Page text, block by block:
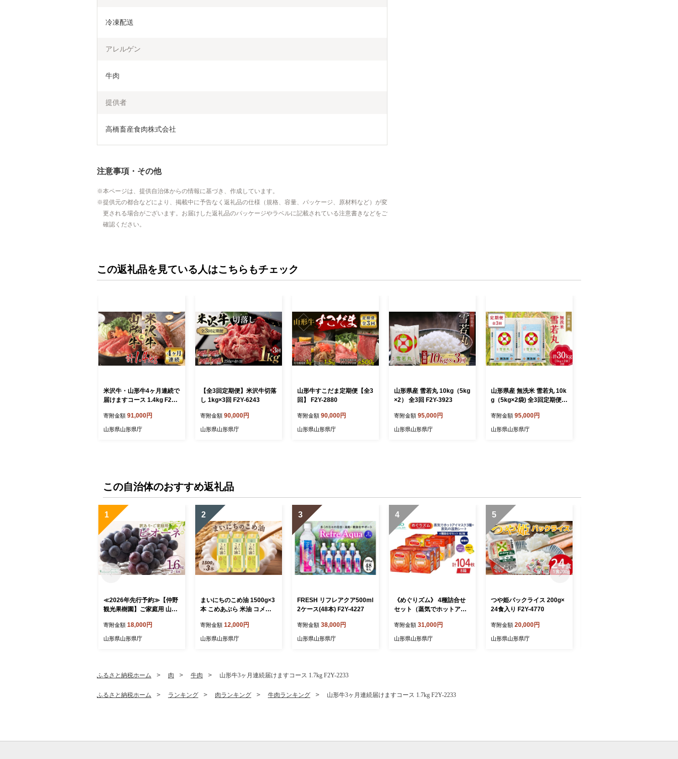
冷凍配送
アレルゲン
牛肉
提供者
高橋畜産食肉株式会社
注意事項・その他
本ページは、提供自治体からの情報に基づき、作成しています。
提供元の都合などにより、掲載中に予告なく返礼品の仕様（規格、容量、パッケージ、原材料など）が変
更される場合がございます。お届けした返礼品のパッケージやラベルに記載されている注意書きなどをご
確認ください。
この返礼品を見ている人はこちらもチェック
米沢牛・山形牛4ヶ月連続で
届けますコース 1.4kg F2Y-
寄附金額 91,000円
山形県山形県庁
【全3回定期便】米沢牛切落
し 1kg×3回 F2Y-6243
寄附金額 90,000円
山形県山形県庁
山形牛すこだま定期便【全3
回】 F2Y-2880
寄附金額 90,000円
山形県山形県庁
山形県産 雪若丸 10kg（5kg
×2） 全3回 F2Y-3923
寄附金額 95,000円
山形県山形県庁
山形県産 無洗米 雪若丸 10k
g（5kg×2袋) 全3回定期便 F
寄附金額 95,000円
山形県山形県庁
この自治体のおすすめ返礼品
1
≪2026年先行予約≫【仲野
観光果樹園】ご家庭用 山形
種無し ぶどう 2026年8月下
旬から順次発送 F2Y-5456
寄附金額 18,000円
山形県山形県庁
2
まいにちのこめ油 1500g×3
本 こめあぶら 米油 コメ油
県 食用油 食用オイル 調理
油 油 食品 山形県 F2Y-1730
寄附金額 12,000円
山形県山形県庁
3
FRESH リフレアクア500ml
2ケース(48本) F2Y-4227
寄附金額 38,000円
山形県山形県庁
4
《めぐりズム》 4種詰合せ
セット（蒸気でホットアイ
ト 各2箱） 計104枚 F2Y-61
37
寄附金額 31,000円
山形県山形県庁
5
つや姫パックライス 200g×
24食入り F2Y-4770
寄附金額 20,000円
山形県山形県庁
ふるさと納税ホーム 肉 牛肉 山形牛3ヶ月連続届けますコース 1.7kg F2Y-2233
ふるさと納税ホーム ランキング 肉ランキング 牛肉ランキング 山形牛3ヶ月連続届けますコース 1.7kg F2Y-2233